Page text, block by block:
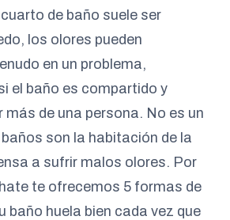
de baño suele ser
los olores pueden
en un problema,
el baño es compartido y
de una persona. No es un
son la habitación de la
a sufrir malos olores. Por
te ofrecemos 5 formas de
baño huela bien cada vez que